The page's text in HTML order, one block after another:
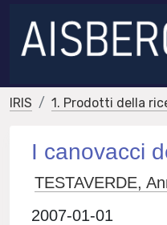
IRIS 1. Prodotti della
I canovacci
TESTAVERDE,
2007-01-01